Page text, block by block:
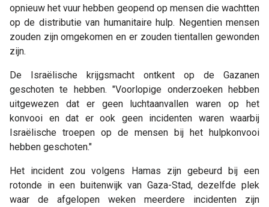
opnieuw het vuur hebben geopend op mensen die wachtten
op de distributie van humanitaire hulp. Negentien mensen
zouden zijn omgekomen en er zouden tientallen gewonden
zijn.
De Israëlische krijgsmacht ontkent op de Gazanen
geschoten te hebben. "Voorlopige onderzoeken hebben
uitgewezen dat er geen luchtaanvallen waren op het
konvooi en dat er ook geen incidenten waren waarbij
Israëlische troepen op de mensen bij het hulpkonvooi
hebben geschoten."
Het incident zou volgens Hamas zijn gebeurd bij een
rotonde in een buitenwijk van Gaza-Stad, dezelfde plek
waar de afgelopen weken meerdere incidenten zijn